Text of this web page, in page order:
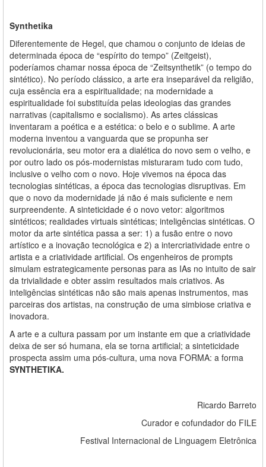
Synthetika
Diferentemente de Hegel, que chamou o conjunto de ideias de
determinada época de “espírito do tempo” (Zeitgeist),
poderíamos chamar nossa época de “Zeitsynthetik” (o tempo do
sintético). No período clássico, a arte era inseparável da religião,
cuja essência era a espiritualidade; na modernidade a
espiritualidade foi substituída pelas ideologias das grandes
narrativas (capitalismo e socialismo). As artes clássicas
inventaram a poética e a estética: o belo e o sublime. A arte
moderna inventou a vanguarda que se propunha ser
revolucionária, seu motor era a dialética do novo sem o velho, e
por outro lado os pós-modernistas misturaram tudo com tudo,
inclusive o velho com o novo. Hoje vivemos na época das
tecnologias sintéticas, a época das tecnologias disruptivas. Em
que o novo da modernidade já não é mais suficiente e nem
surpreendente. A sinteticidade é o novo vetor: algoritmos
sintéticos; realidades virtuais sintéticas; inteligências sintéticas. O
motor da arte sintética passa a ser: 1) a fusão entre o novo
artístico e a inovação tecnológica e 2) a intercriatividade entre o
artista e a criatividade artificial. Os engenheiros de prompts
simulam estrategicamente personas para as IAs no intuito de sair
da trivialidade e obter assim resultados mais criativos. As
inteligências sintéticas não são mais apenas instrumentos, mas
parceiras dos artistas, na construção de uma simbiose criativa e
inovadora.
A arte e a cultura passam por um instante em que a criatividade
deixa de ser só humana, ela se torna artificial; a sinteticidade
prospecta assim uma pós-cultura, uma nova FORMA: a forma
SYNTHETIKA.
Ricardo Barreto
Curador e cofundador do FILE
Festival Internacional de Linguagem Eletrônica